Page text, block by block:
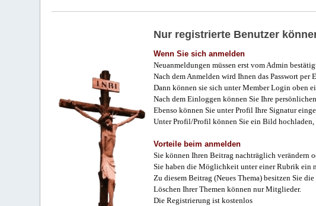
Nur registrierte Benutzer
Wenn Sie sich anmelden
Neuanmeldungen müssen erst vom Admin
Nach dem Anmelden wird Ihnen das Passwort per
Dann können sie sich unter Member Login oben
Nach dem Einloggen können Sie Ihre
Ebenso können Sie unter Profil Ihre Signatur
Unter Profil/Profil können Sie ein Bild hochladen,
Vorteile beim anmelden
Sie können Ihren Beitrag nachträglich verändern
Sie haben die Möglichkeit unter einer Rubrik ein
Zu diesem Beitrag (Neues Thema) besitzen Sie
Löschen Ihrer Themen können nur Mitglieder.
Die Registrierung ist kostenlos